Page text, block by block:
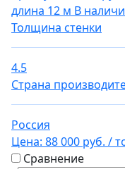
длина 12 м В
Толщина стенки
4.5
Страна
Россия
Цена: 88 000 руб. /
Сравнение